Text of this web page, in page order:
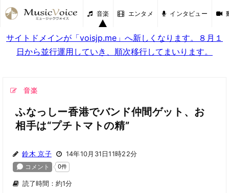
音楽 エンタメ インタビュー
サイトドメインが「voisjp.me」へ新しくなります。８月１
日から並行運用していき、順次移行してまいります。
音楽
ふなっしー香港でバンド仲間ゲット、お
相手は“プチトマトの精”
鈴木 京子 14年10月31日11時22分
読了時間：約1分